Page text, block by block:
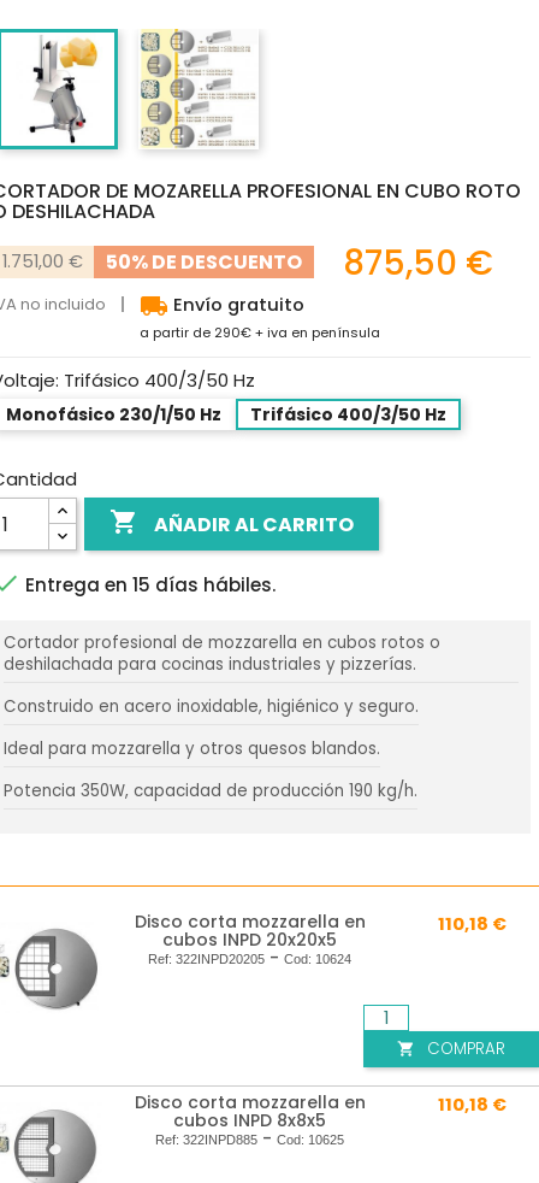
DE MOZARELLA PROFESIONAL EN CUBO ROTO
DESHILACHADA
1.751,00 € 50% DE DESCUENTO 875,50 €
no incluido local_shipping Envío gratuito
a partir de 290€ + iva en península
Trifásico 400/3/50 Hz
Monofásico 230/1/50 Hz Trifásico 400/3/50 Hz
 AÑADIR AL CARRITO
Entrega en 15 días hábiles.
Cortador profesional de mozzarella en cubos rotos o
deshilachada para cocinas industriales y pizzerías.
Construido en acero inoxidable, higiénico y seguro.
Ideal para mozzarella y otros quesos blandos.
Potencia 350W, capacidad de producción 190 kg/h.
Disco corta mozzarella en
cubos INPD 20x20x5
Ref: 322INPD20205 - Cod: 10624
110,18 €
 COMPRAR
Disco corta mozzarella en
cubos INPD 8x8x5
Ref: 322INPD885 - Cod: 10625
110,18 €